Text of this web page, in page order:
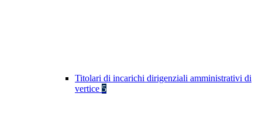
Titolari di incarichi dirigenziali amministrativi di
vertice 5